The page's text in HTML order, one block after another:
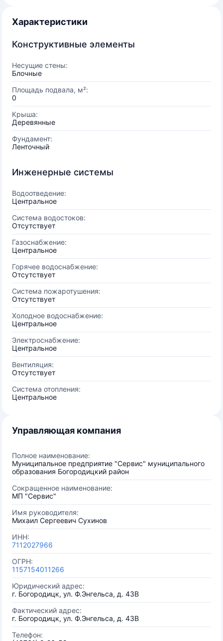
Характеристики
Конструктивные элементы
Несущие стены:
Блочные
Площадь подвала, м²:
0
Крыша:
Деревянные
Фундамент:
Ленточный
Инженерные системы
Водоотведение:
Центральное
Система водостоков:
Отсутствует
Газоснабжение:
Центральное
Горячее водоснабжение:
Отсутствует
Система пожаротушения:
Отсутствует
Холодное водоснабжение:
Центральное
Электроснабжение:
Центральное
Вентиляция:
Отсутствует
Система отопления:
Центральное
Управляющая компания
Полное наименование:
Муниципальное предприятие "Сервис" муниципального
образования Богородицкий район
Сокращенное наименование:
МП "Сервис"
Имя руководителя:
Михаил Сергеевич Сухинов
ИНН:
7112027966
ОГРН:
1157154011266
Юридический адрес:
г. Богородицк, ул. Ф.Энгельса, д. 43В
Фактический адрес:
г. Богородицк, ул. Ф.Энгельса, д. 43В
Телефон: